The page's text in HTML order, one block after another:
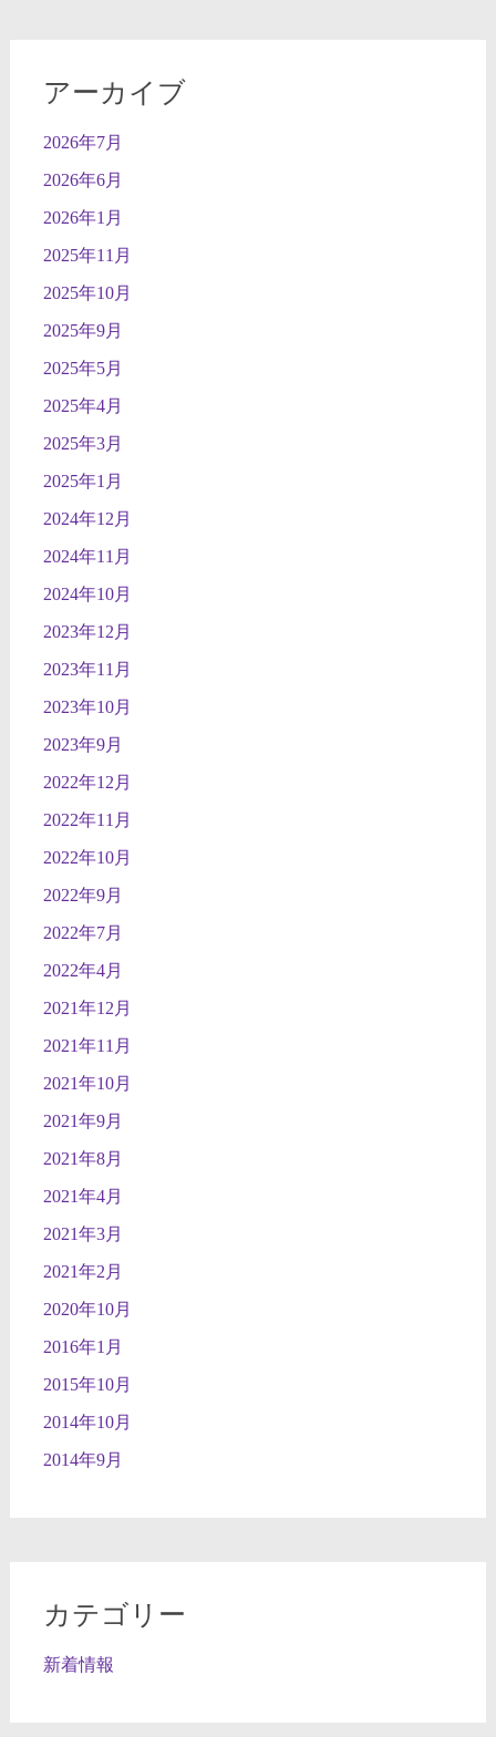
アーカイブ
2026年7月
2026年6月
2026年1月
2025年11月
2025年10月
2025年9月
2025年5月
2025年4月
2025年3月
2025年1月
2024年12月
2024年11月
2024年10月
2023年12月
2023年11月
2023年10月
2023年9月
2022年12月
2022年11月
2022年10月
2022年9月
2022年7月
2022年4月
2021年12月
2021年11月
2021年10月
2021年9月
2021年8月
2021年4月
2021年3月
2021年2月
2020年10月
2016年1月
2015年10月
2014年10月
2014年9月
カテゴリー
新着情報